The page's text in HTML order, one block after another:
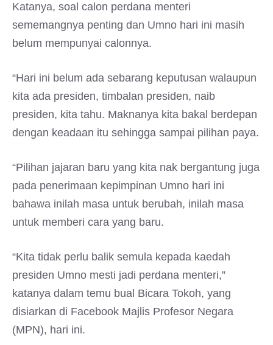
Katanya, soal calon perdana menteri
sememangnya penting dan Umno hari ini masih
belum mempunyai calonnya.
“Hari ini belum ada sebarang keputusan walaupun
kita ada presiden, timbalan presiden, naib
presiden, kita tahu. Maknanya kita bakal berdepan
dengan keadaan itu sehingga sampai pilihan paya.
“Pilihan jajaran baru yang kita nak bergantung juga
pada penerimaan kepimpinan Umno hari ini
bahawa inilah masa untuk berubah, inilah masa
untuk memberi cara yang baru.
“Kita tidak perlu balik semula kepada kaedah
presiden Umno mesti jadi perdana menteri,”
katanya dalam temu bual Bicara Tokoh, yang
disiarkan di Facebook Majlis Profesor Negara
(MPN), hari ini.